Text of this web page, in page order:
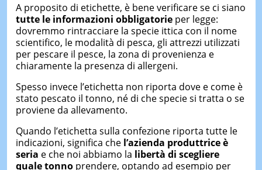
A proposito di etichette, è bene verificare se ci siano
tutte le informazioni obbligatorieper legge:
dovremmo rintracciare la specie ittica con il nome
scientifico, le modalità di pesca, gli attrezzi utilizzati
per pescare il pesce, la zona di provenienza e
chiaramente la presenza di allergeni.
Spesso invece l’etichetta non riporta dove e come è
stato pescato il tonno, né di che specie si tratta o se
proviene da allevamento.
Quando l’etichetta sulla confezione riporta tutte le
indicazioni, significa che l’azienda produttrice è
seria e che noi abbiamo la libertà di scegliere
quale tonnoprendere, optando ad esempio per